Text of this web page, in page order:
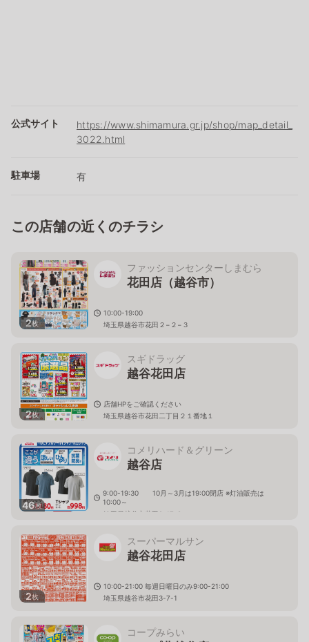
公式サイト
https://www.shimamura.gr.jp/shop/map_detail_
3022.html
駐車場 有
この店舗の近くのチラシ
2枚
ファッションセンターしまむら
花田店（越谷市）
10:00-19:00
埼玉県越谷市花田２−２−３
2枚
スギドラッグ
越谷花田店
店舗HPをご確認ください
埼玉県越谷市花田二丁目２１番地１
46枚
コメリハード＆グリーン
越谷店
9:00-19:30 10月～3月は19:00閉店 ※灯油販売は
10:00～
埼玉県越谷市花田2-17-8
2枚
スーパーマルサン
越谷花田店
10:00-21:00 毎週日曜日のみ9:00-21:00
埼玉県越谷市花田3-7-1
コープみらい